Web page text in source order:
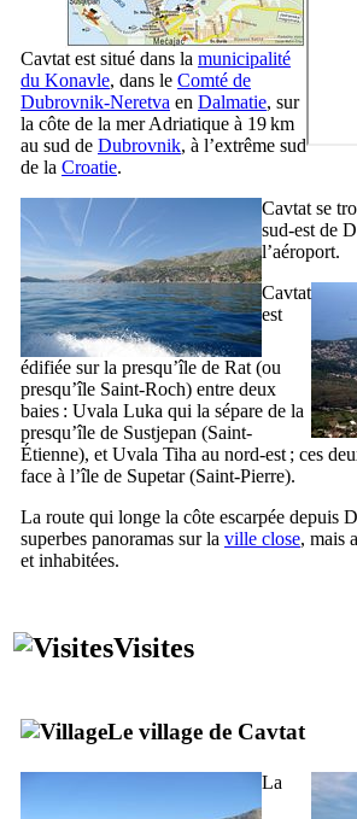
Cavtat est situé dans la municipalité
du Konavle, dans le Comté de
Dubrovnik-Neretva en Dalmatie, sur
la côte de la mer Adriatique à 19 km
au sud de Dubrovnik, à l’extrême sud
de la Croatie.
Cavtat se
sud-est de
l’aéroport.
Cavtat
est
édifiée sur la presqu’île de Rat (ou
presqu’île Saint-Roch) entre deux
baies : Uvala Luka qui la sépare de la
presqu’île de Sustjepan (Saint-
Étienne), et Uvala Tiha au nord-est ; ces
face à l’île de Supetar(Saint-Pierre).
La route qui longe la côte escarpée depuis
superbes panoramas sur la ville close, mais
et inhabitées.
Visites
Le village de Cavtat
La